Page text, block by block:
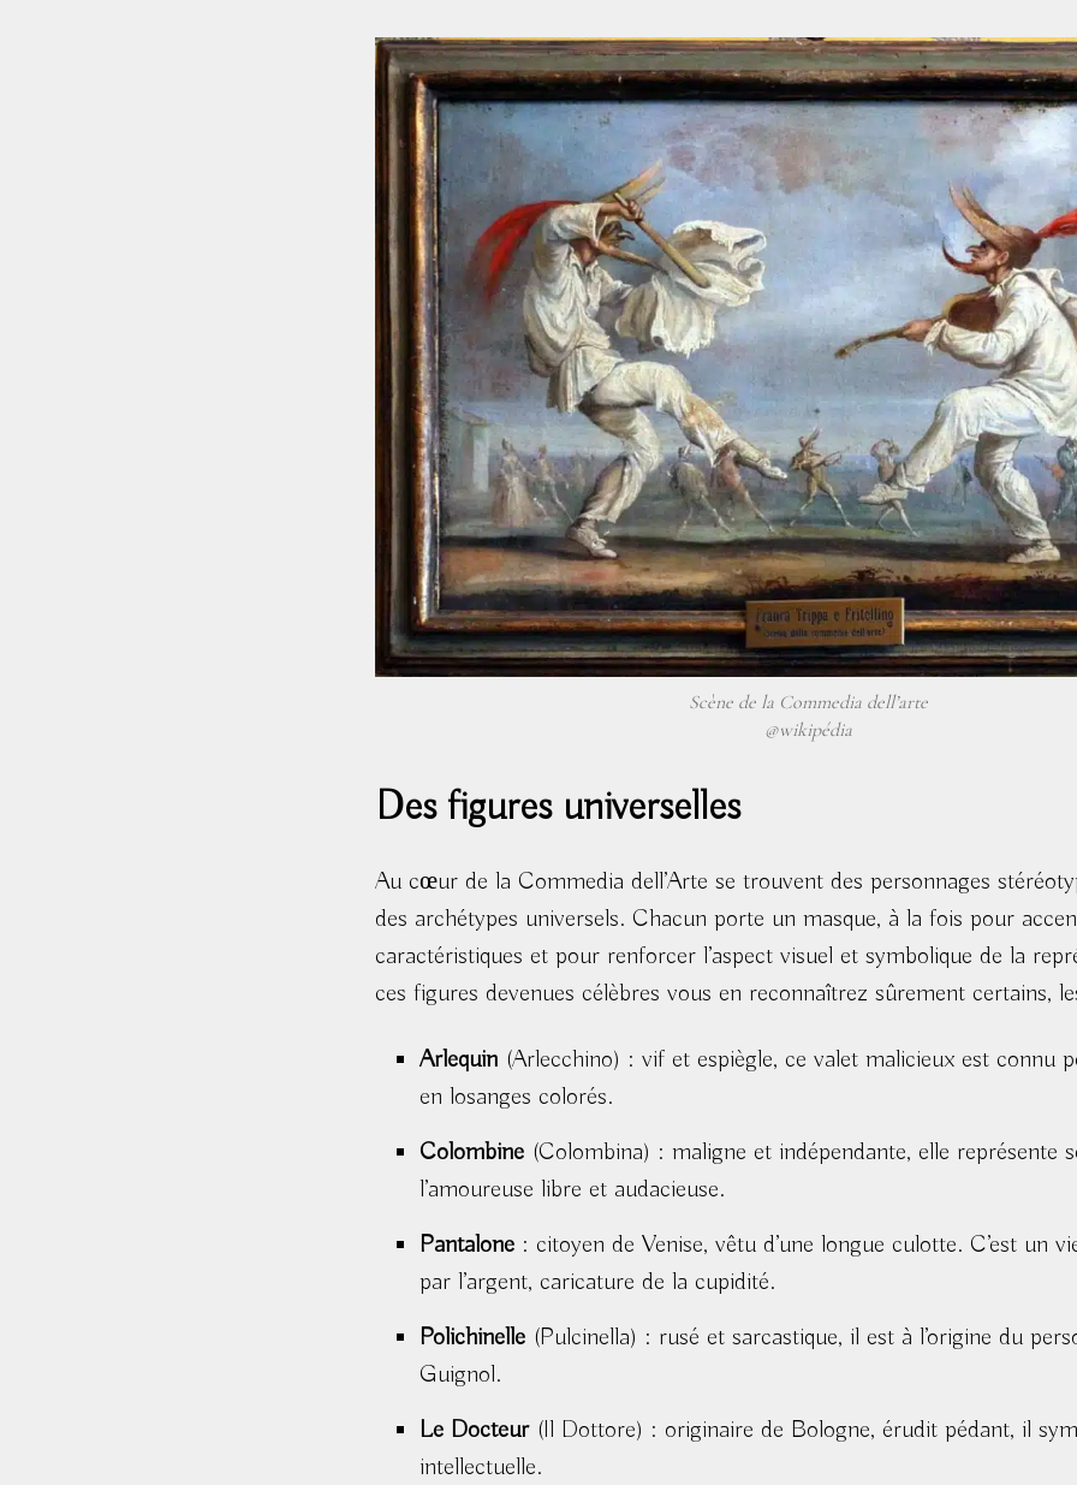
Scène de la Commedia dell’arte
@wikipédia
Des figures universelles
Au cœur de la Commedia dell’Arte se trouvent des personnages
des archétypes universels. Chacun porte un masque, à la fois pour
caractéristiques et pour renforcer l’aspect visuel et symbolique de la
ces figures devenues célèbres vous en reconnaîtrez sûrement certains,
Arlequin(Arlecchino) : vif et espiègle, ce valet malicieux est connu
en losanges colorés.
Colombine(Colombina) : maligne et indépendante, elle représente
l’amoureuse libre et audacieuse.
Pantalone: citoyen de Venise, vêtu d’une longue culotte. C’est un
par l’argent, caricature de la cupidité.
Polichinelle(Pulcinella) : rusé et sarcastique, il est à l’origine du
Guignol.
Le Docteur(Il Dottore) : originaire de Bologne, érudit pédant, il
intellectuelle.